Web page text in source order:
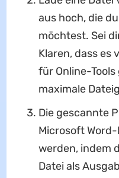
aus hoch, die
möchtest. Sei
Klaren, dass es
für Online-
maximale
Die gescannte
Microsoft
werden, indem
Datei als